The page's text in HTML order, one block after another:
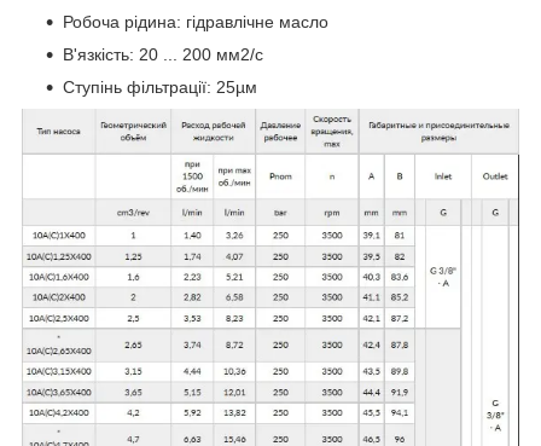
Робоча рідина: гідравлічне масло
В'язкість: 20 ... 200 мм2/с
Ступінь фільтрації: 25µм